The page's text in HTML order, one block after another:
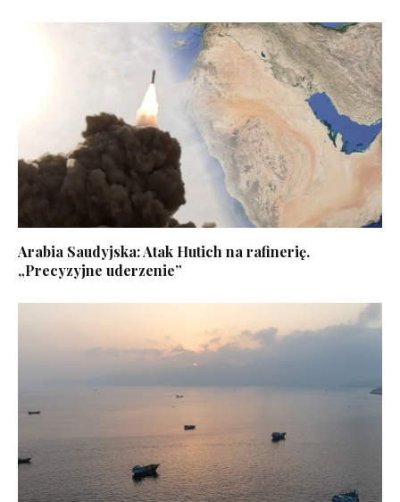
Arabia Saudyjska: Atak Hutich na rafinerię.
„Precyzyjne uderzenie”